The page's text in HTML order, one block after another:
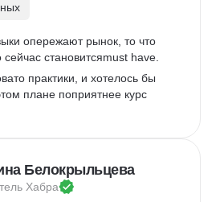
опережают рынок, то что
сейчас становитсяmust have.
практики, и хотелось бы
плане поприятнее курс
Белокрыльцева
Хабра